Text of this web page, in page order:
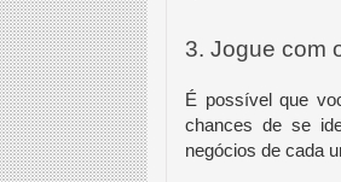
3. Jogue com
É possível que
chances de se
negócios de cada